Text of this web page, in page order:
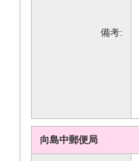
備考:
向島中郵便局